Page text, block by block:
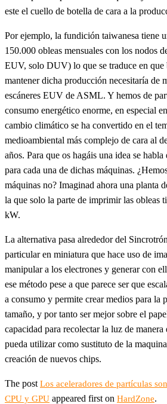
este el cuello de botella de cara a la
Por ejemplo, la fundición taiwanesa tiene
150.000 obleas mensuales con los nodos
EUV, solo DUV) lo que se traduce en que
mantener dicha producción necesitaría de
escáneres EUV de ASML. Y hemos de
consumo energético enorme, en especial
cambio climático se ha convertido en el
medioambiental más complejo de cara al
años. Para que os hagáis una idea se
para cada una de dichas máquinas.
máquinas no? Imaginad ahora una planta
la que solo la parte de imprimir las obleas
kW.
La alternativa pasa alrededor del
particular en miniatura que hace uso de
manipular a los electrones y generar con
ese método pese a que parece ser que
a consumo y permite crear medios para la
tamaño, y por tanto ser mejor sobre el
capacidad para recolectar la luz de manera
pueda utilizar como sustituto de la
creación de nuevos chips.
The post Los aceleradores de partículas
CPU y GPU appeared first on HardZone.